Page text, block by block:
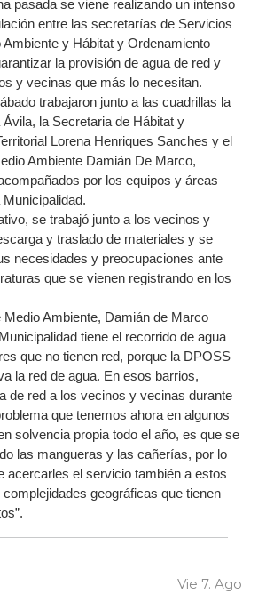
pasada se viene realizando un intenso
entre las secretarías de Servicios
Ambiente y Hábitat y Ordenamiento
la provisión de agua de red y
y vecinas que más lo necesitan.
trabajaron junto a las cuadrillas la
la Secretaria de Hábitat y
Lorena Henriques Sanches y el
Ambiente Damián De Marco,
por los equipos y áreas
se trabajó junto a los vecinos y
y traslado de materiales y se
necesidades y preocupaciones ante
que se vienen registrando en los
Medio Ambiente, Damián de Marco
tiene el recorrido de agua
que no tienen red, porque la DPOSS
la red de agua. En esos barrios,
de red a los vecinos y vecinas durante
que tenemos ahora en algunos
solvencia propia todo el año, es que se
las mangueras y las cañerías, por lo
acercarles el servicio también a estos
complejidades geográficas que tienen
Vie 7. Ago